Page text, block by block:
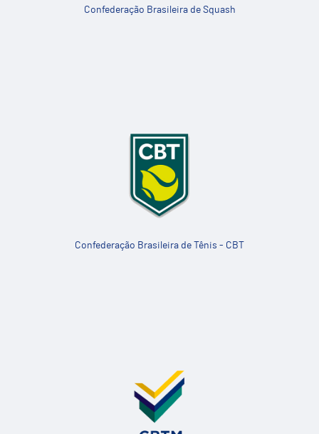
Confederação Brasileira de Squash
Confederação Brasileira de Tênis - CBT